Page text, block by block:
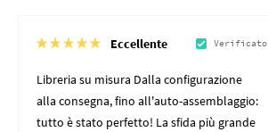
Eccellente Verificato
Libreria su misura Dalla configurazione
alla consegna, fino all'auto-assemblaggio:
tutto è stato perfetto! La sfida più grande